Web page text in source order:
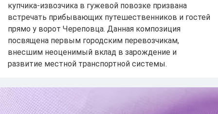
купчика-извозчика в гужевой повозке призвана
встречать прибывающих путешественников и гостей
прямо у ворот Череповца. Данная композиция
посвящена первым городским перевозчикам,
внесшим неоценимый вклад в зарождение и
развитие местной транспортной системы.